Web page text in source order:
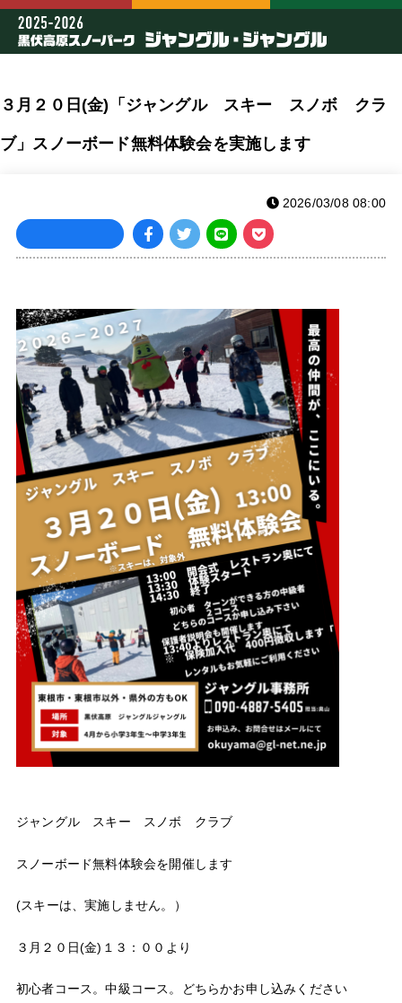
３月２０日(金)「ジャングル スキー スノボ クラ
ブ」スノーボード無料体験会を実施します
2026/03/08 08:00
ジャングル スキー スノボ クラブ
スノーボード無料体験会を開催します
(スキーは、実施しません。）
３月２０日(金)１３：００より
初心者コース。中級コース。どちらかお申し込みください